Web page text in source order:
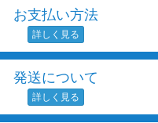
お支払い方法
発送について